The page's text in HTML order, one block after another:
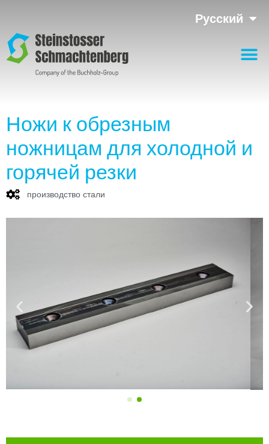
Русский
Ножи к обрезным
ножницам для холодной и
горячей резки
производство стали